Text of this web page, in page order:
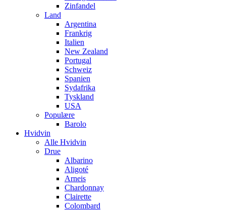
Zinfandel
Land
Argentina
Frankrig
Italien
New Zealand
Portugal
Schweiz
Spanien
Sydafrika
Tyskland
USA
Populære
Barolo
Hvidvin
Alle Hvidvin
Drue
Albarino
Aligoté
Arneis
Chardonnay
Clairette
Colombard